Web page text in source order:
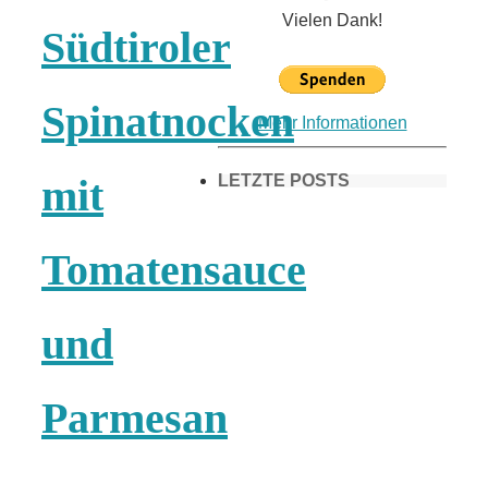
Südtiroler
Spinatnocken
mit
Tomatensauce
und
Parmesan
Vielen Dank!
Mehr Informationen
LETZTE POSTS
Frühling in
Umgebung: